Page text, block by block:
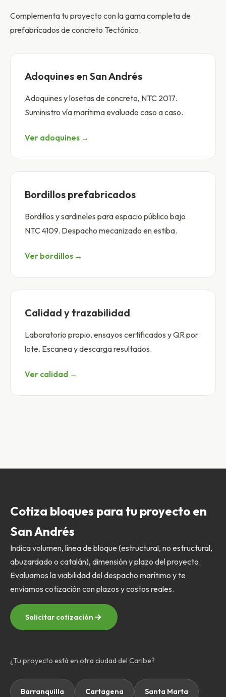
Complementa tu proyecto con la gama completa de
prefabricados de concreto Tectónico.
Adoquines en San Andrés
Adoquines y losetas de concreto, NTC 2017.
Suministro vía marítima evaluado caso a caso.
Ver adoquines →
Bordillos prefabricados
Bordillos y sardineles para espacio público bajo
NTC 4109. Despacho mecanizado en estiba.
Ver bordillos →
Calidad y trazabilidad
Laboratorio propio, ensayos certificados y QR por
lote. Escanea y descarga resultados.
Ver calidad →
Cotiza bloques para tu proyecto en
San Andrés
Indica volumen, línea de bloque (estructural, no estructural,
abuzardado o catalán), dimensión y plazo del proyecto.
Evaluamos la viabilidad del despacho marítimo y te
enviamos cotización con plazos y costos reales.
Solicitar cotización
¿Tu proyecto está en otra ciudad del Caribe?
Barranquilla Cartagena Santa Marta